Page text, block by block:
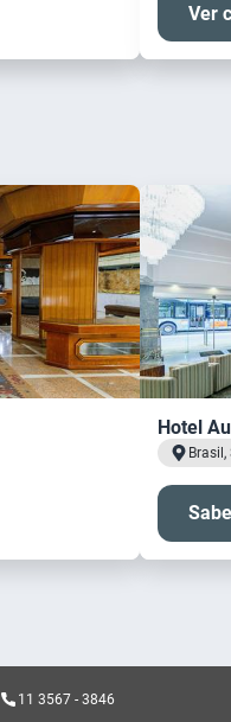
Ver
Hotel
11 3567 - 3846